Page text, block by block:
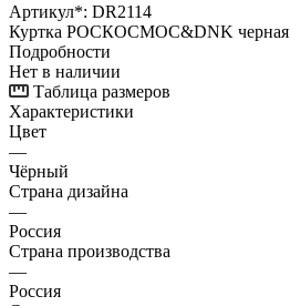
Артикул*: DR2114
Куртка РОСКОСМОС&DNK черная
Подробности
Нет в наличии
Таблица размеров
Характеристики
Цвет
—
Чёрный
Страна дизайна
—
Россия
Страна производства
—
Россия